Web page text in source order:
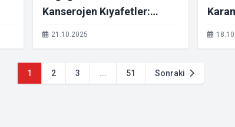
Kanserojen Kıyafetler:
Görünmeyen Tehdit!
21.10.2025
1 2 3 ... 51 Sonraki